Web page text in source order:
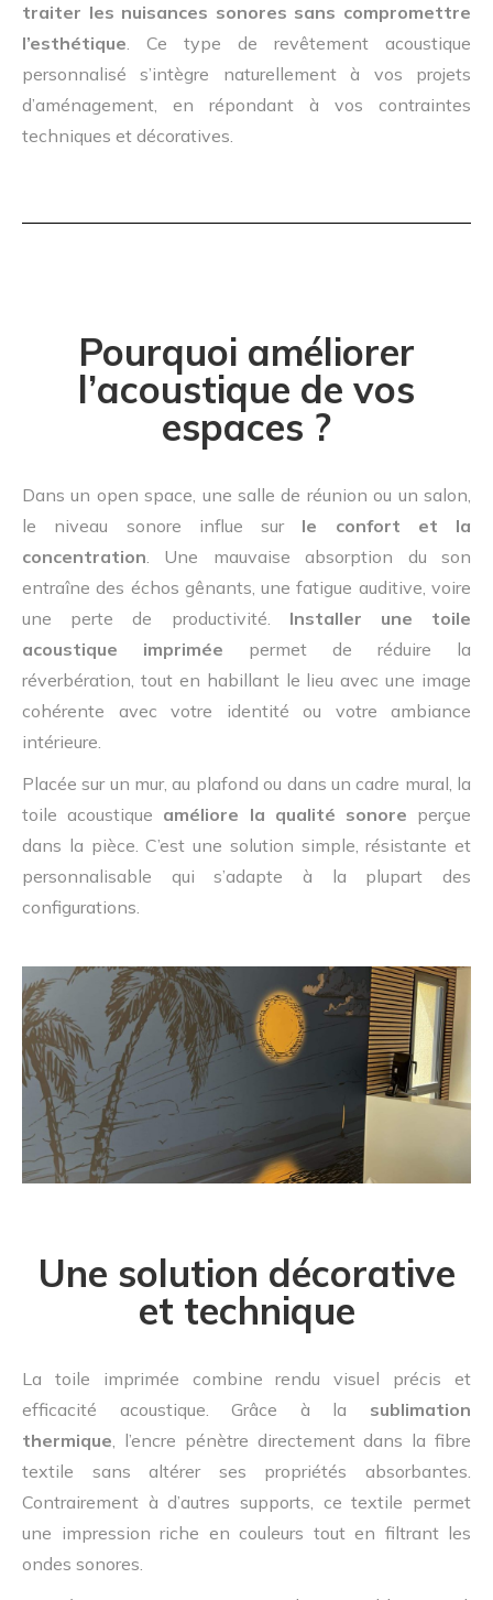
traiter les nuisances sonores sans compromettre
l’esthétique. Ce type de revêtement acoustique
personnalisé s’intègre naturellement à vos projets
d’aménagement, en répondant à vos contraintes
techniques et décoratives.
Pourquoi améliorer
l’acoustique de vos
espaces ?
Dans un open space, une salle de réunion ou un salon,
le niveau sonore influe surle confort et la
concentration. Une mauvaise absorption du son
entraîne des échos gênants, une fatigue auditive, voire
une perte de productivité. Installer une toile
acoustique imprimée permet de réduire la
réverbération, tout en habillant le lieu avec une image
cohérente avec votre identité ou votre ambiance
intérieure.
Placée sur un mur, au plafond ou dans un cadre mural, la
toile acoustique améliore la qualité sonore perçue
dans la pièce. C’est une solution simple, résistante et
personnalisable qui s’adapte à la plupart des
configurations.
Une solution décorative
et technique
La toile imprimée combine rendu visuel précis et
efficacité acoustique. Grâce à la sublimation
thermique , l’encre pénètre directement dans la fibre
textile sans altérer ses propriétés absorbantes.
Contrairement à d’autres supports, ce textile permet
une impression riche en couleurs tout en filtrant les
ondes sonores.